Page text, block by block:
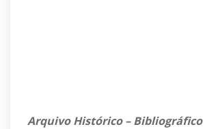
Arquivo Histórico – Bibliográfico